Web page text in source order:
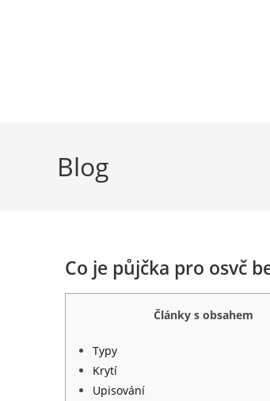
Blog
Co je půjčka pro osvč
Články s obsahem
Typy
Krytí
Upisování